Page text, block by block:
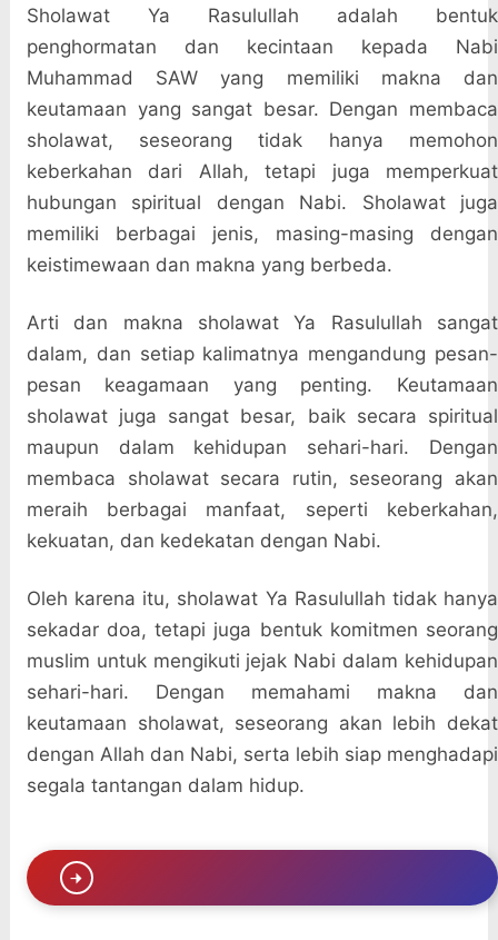
Sholawat Ya Rasulullah adalah bentuk
penghormatan dan kecintaan kepada Nabi
Muhammad SAW yang memiliki makna dan
keutamaan yang sangat besar. Dengan membaca
sholawat, seseorang tidak hanya memohon
keberkahan dari Allah, tetapi juga memperkuat
hubungan spiritual dengan Nabi. Sholawat juga
memiliki berbagai jenis, masing-masing dengan
keistimewaan dan makna yang berbeda.
Arti dan makna sholawat Ya Rasulullah sangat
dalam, dan setiap kalimatnya mengandung pesan-
pesan keagamaan yang penting. Keutamaan
sholawat juga sangat besar, baik secara spiritual
maupun dalam kehidupan sehari-hari. Dengan
membaca sholawat secara rutin, seseorang akan
meraih berbagai manfaat, seperti keberkahan,
kekuatan, dan kedekatan dengan Nabi.
Oleh karena itu, sholawat Ya Rasulullah tidak hanya
sekadar doa, tetapi juga bentuk komitmen seorang
muslim untuk mengikuti jejak Nabi dalam kehidupan
sehari-hari. Dengan memahami makna dan
keutamaan sholawat, seseorang akan lebih dekat
dengan Allah dan Nabi, serta lebih siap menghadapi
segala tantangan dalam hidup.